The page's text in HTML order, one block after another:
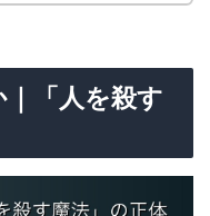
「人を殺す